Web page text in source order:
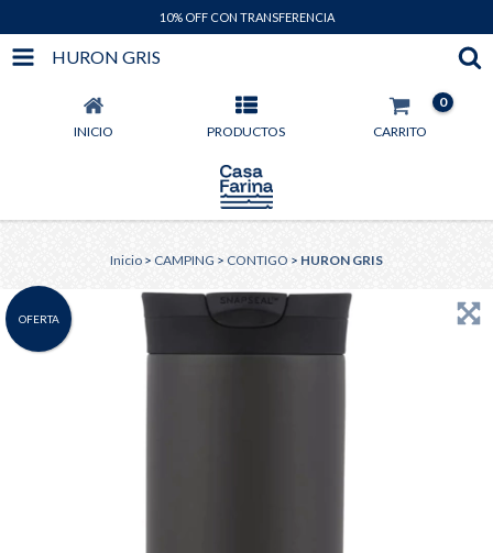
10% OFF CON TRANSFERENCIA
HURON GRIS
INICIO PRODUCTOS CARRITO
0
Inicio > CAMPING > CONTIGO > HURON GRIS
OFERTA